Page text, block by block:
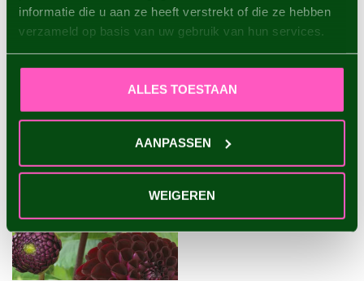
informatie die u aan ze heeft verstrekt of die ze hebben
verzameld op basis van uw gebruik van hun services.
ALLES TOESTAAN
AANPASSEN
WEIGEREN
RECENT BEKEKEN